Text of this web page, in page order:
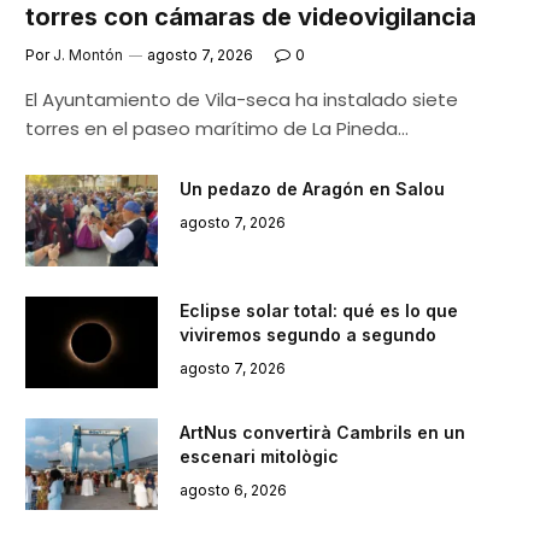
torres con cámaras de videovigilancia
Por J. Montón agosto 7, 2026 0
El Ayuntamiento de Vila-seca ha instalado siete
torres en el paseo marítimo de La Pineda…
Un pedazo de Aragón en Salou
agosto 7, 2026
Eclipse solar total: qué es lo que
viviremos segundo a segundo
agosto 7, 2026
ArtNus convertirà Cambrils en un
escenari mitològic
agosto 6, 2026